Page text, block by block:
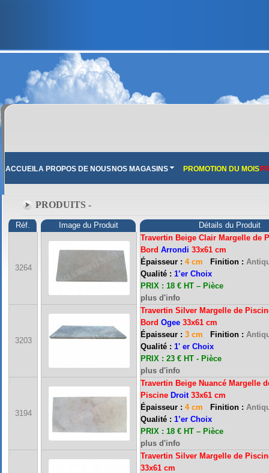
ACCUEILA PROPOS DE NOUS NOS MAGASINS PROMOTION DU MOIS
PRODUITS -
Réf. Image du Produit Détails du Produit
3264
Travertin Beige Clair Margelle de
Bord Arrondi 33x61 cm
Épaisseur : 4 cm Finition :
Qualité : 1’er Choix
PRIX : 18 € HT – Pièce
plus d'info
3203
Travertin Silver Margelle de
Bord Ogee 33x61 cm
Épaisseur : 3 cm Finition :
Qualité : 1' er Choix
PRIX : 23 € HT - Pièce
plus d'info
3194
Travertin Beige Nuancé Margelle
Piscine Droit 33x61 cm
Épaisseur : 4 cm Finition :
Qualité : 1’er Choix
PRIX : 18 € HT – Pièce
plus d'info
Travertin Silver Margelle de
33x61 cm